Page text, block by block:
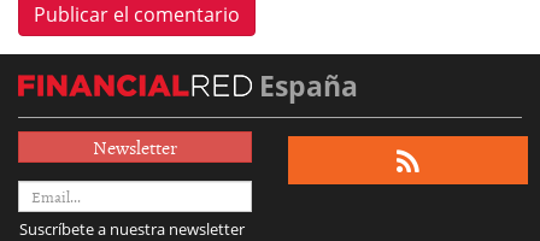
España
Newsletter
Suscríbete a nuestra newsletter